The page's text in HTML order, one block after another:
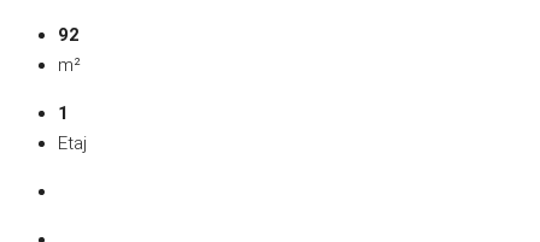
92
m²
1
Etaj